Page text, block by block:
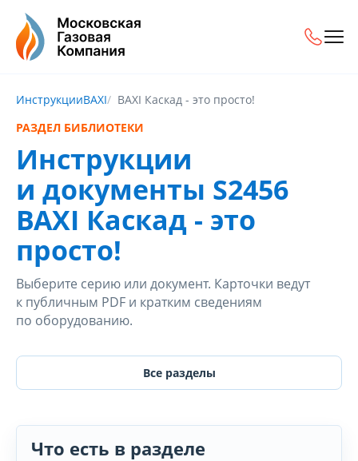
ИнструкцииBAXI
BAXI Каскад - это просто!
РАЗДЕЛ БИБЛИОТЕКИ
Инструкции
и документы S2456
BAXI Каскад - это
просто!
Выберите серию или документ. Карточки ведут
к публичным PDF и кратким сведениям
по оборудованию.
Все разделы
Что есть в разделе